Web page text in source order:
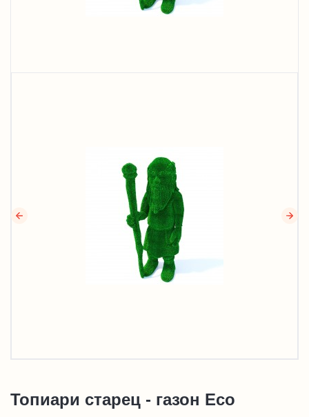
Топиари старец - газон Eco